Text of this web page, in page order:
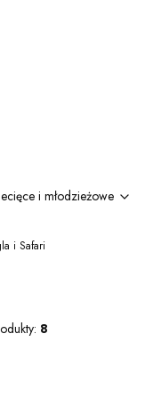
i młodzieżowe
i Safari
8